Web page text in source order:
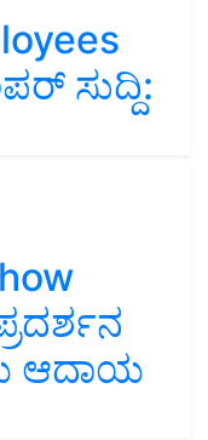
ಸುದ್ದಿ:
ಆದಾಯ